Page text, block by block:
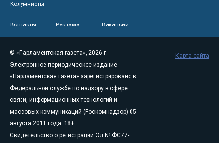
Колумнисты
Контакты Реклама Вакансии
© «Парламентская газета», 2026 г.
Электронное периодическое издание
«Парламентская газета» зарегистрировано в
Федеральной службе по надзору в сфере
связи, информационных технологий и
массовых коммуникаций (Роскомнадзор) 05
августа 2011 года. 18+
Свидетельство о регистрации Эл № ФС77-
Карта сайта